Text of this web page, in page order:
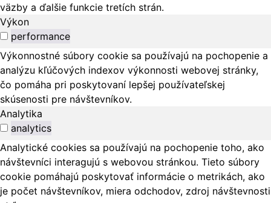
väzby a ďalšie funkcie tretích strán.
Výkon
performance
Výkonnostné súbory cookie sa používajú na pochopenie a
analýzu kľúčových indexov výkonnosti webovej stránky,
čo pomáha pri poskytovaní lepšej používateľskej
skúsenosti pre návštevníkov.
Analytika
analytics
Analytické cookies sa používajú na pochopenie toho, ako
návštevníci interagujú s webovou stránkou. Tieto súbory
cookie pomáhajú poskytovať informácie o metrikách, ako
je počet návštevníkov, miera odchodov, zdroj návštevnosti